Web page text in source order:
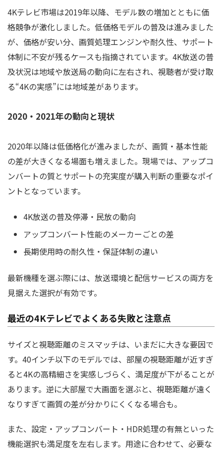
4Kテレビ市場は2019年以降、モデル数の増加とともに価
格競争が激化しました。低価格モデルの普及は進みました
が、価格が安い分、画質処理エンジンや耐久性、サポート
体制に不安が残るケースも指摘されています。4K放送の普
及状況は地域や放送局の動向に左右され、視聴者が受け取
る“4Kの実感”には地域差があります。
2020・2021年の動向と現状
2020年以降は低価格化が進みましたが、画質・基本性能
の差が大きくなる場面も増えました。現場では、アップコ
ンバートの質とサポートの充実度が購入判断の重要なポイ
ントとなっています。
4K放送の普及停滞・民放の動向
アップコンバート性能のメーカーごとの差
長期使用時の耐久性・保証体制の違い
最新機種を選ぶ際には、放送環境と配信サービスの両方を
見据えた選択が有効です。
最近の4Kテレビでよくある失敗と注意点
サイズと視聴距離のミスマッチは、いまだに大きな要因で
す。40インチ以下のモデルでは、部屋の視聴距離が近すぎ
ると4Kの高精細さを実感しづらく、満足度が下がることが
あります。逆に大部屋で大画面を選ぶと、視聴距離が遠く
なりすぎて画質の差が分かりにくくなる場合も。
また、設定・アップコンバート・HDR処理の有無といった
機能選択も満足度を左右します。用途に合わせて、必要な